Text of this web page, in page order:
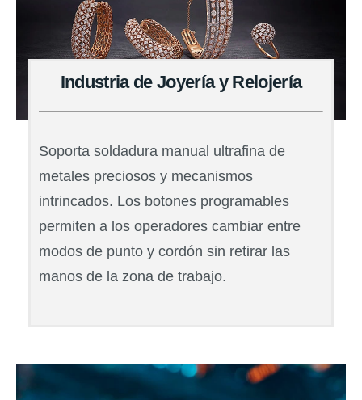
Industria de Joyería y Relojería
Soporta soldadura manual ultrafina de
metales preciosos y mecanismos
intrincados. Los botones programables
permiten a los operadores cambiar entre
modos de punto y cordón sin retirar las
manos de la zona de trabajo.